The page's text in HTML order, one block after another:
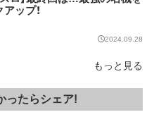
ップ！
2024.09.28
もっと見る
ったらシェア!